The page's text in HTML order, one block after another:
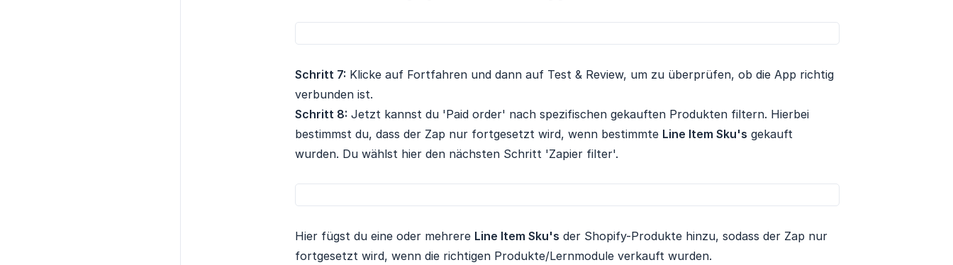
Schritt 7: Klicke auf Fortfahren und dann auf Test & Review, um zu überprüfen, ob die App richtig
verbunden ist.
Schritt 8: Jetzt kannst du 'Paid order' nach spezifischen gekauften Produkten filtern. Hierbei
bestimmst du, dass der Zap nur fortgesetzt wird, wenn bestimmte Line Item Sku's gekauft
wurden. Du wählst hier den nächsten Schritt 'Zapier filter'.
Hier fügst du eine oder mehrere Line Item Sku's der Shopify-Produkte hinzu, sodass der Zap nur
fortgesetzt wird, wenn die richtigen Produkte/Lernmodule verkauft wurden.